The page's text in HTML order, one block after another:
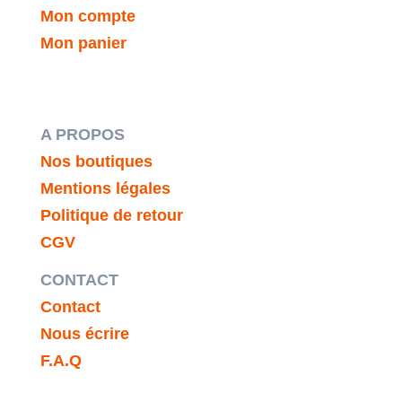
Mon compte
Mon panier
A PROPOS
Nos boutiques
Mentions légales
Politique de retour
CGV
CONTACT
Contact
Nous écrire
F.A.Q